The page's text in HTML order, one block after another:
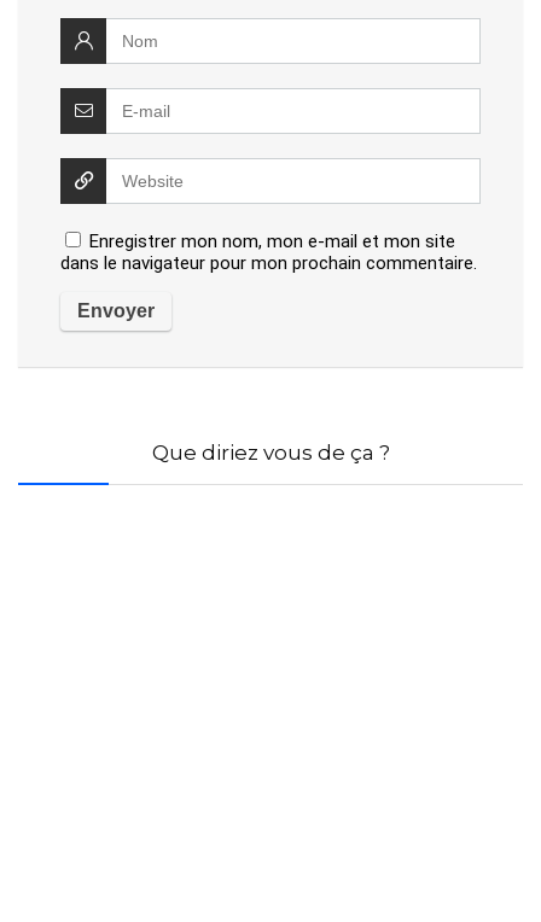
Enregistrer mon nom, mon e-mail et mon site
dans le navigateur pour mon prochain commentaire.
Que diriez vous de ça ?